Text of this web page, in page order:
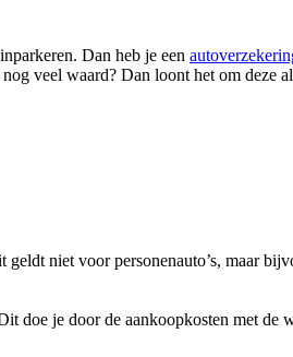
Dan heb je een
veel waard? Dan loont het om deze
niet voor personenauto’s, maar
doe je door de aankoopkosten met de